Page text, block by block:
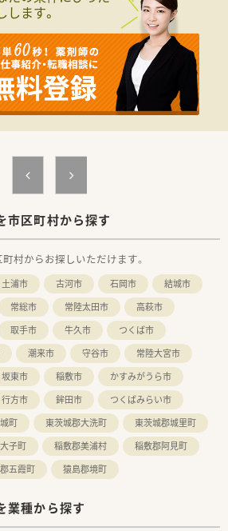
切にし、パートや事務スタッフと協力しなが
】
でとなっており、月の残業時間も10時間以
です。
っていないため、外来での患者様対応に集中
ています。
、地域に腰を据えて長期的にキャリアを形成
アイメージ】
の教育制度を活用し、認定薬剤師の資格取得
られます。
プできます。
ます。
市区町村から探す
村からお探しいただけます。
土浦市 古河市 石岡市
結城市
常総市 常陸太田市
高萩市
取手市 牛久市
つくば市
潮来市 守谷市
常陸大宮市
坂東市 稲敷市
かすみがうら市
行方市 鉾田市
つくばみらい市
町 東茨城郡大洗町
東茨城郡城里町
子町 稲敷郡美浦村
稲敷郡阿見町
五霞町 猿島郡境町
業種から探す